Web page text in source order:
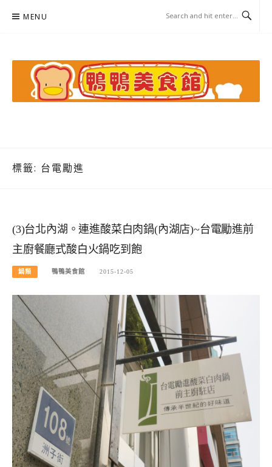
MENU
標籤: 台電勵進
(3)台北內湖。連進酸菜白肉鍋(內湖店)~台電勵進前
主廚餐廳式酸白火鍋吃到飽
鍋類 鴨鴨美食館 2015-12-05